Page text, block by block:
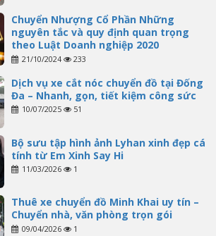
Chuyển Nhượng Cổ Phần Những
nguyên tắc và quy định quan trọng
theo Luật Doanh nghiệp 2020
21/10/2024 233
Dịch vụ xe cắt nóc chuyển đồ tại Đống
Đa – Nhanh, gọn, tiết kiệm công sức
10/07/2025 51
Bộ sưu tập hình ảnh Lyhan xinh đẹp cá
tính từ Em Xinh Say Hi
11/03/2026 1
Thuê xe chuyển đồ Minh Khai uy tín –
Chuyển nhà, văn phòng trọn gói
09/04/2026 1